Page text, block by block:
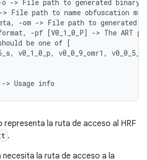
-> File path to generated binary
-> File path to name obfuscation map
-om -> File path to generated
-pf [V0_1_0_P] -> The ART
be one of [
v0_1_0_p, v0_0_9_omr1,
-> Usage
representa la ruta de acceso al HRF
.
la ruta de acceso a la